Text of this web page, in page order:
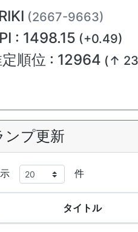
(2667-9663)
: 1498.15 (+0.49)
順位 : 12964 (↑
ンプ更新
件
タイトル